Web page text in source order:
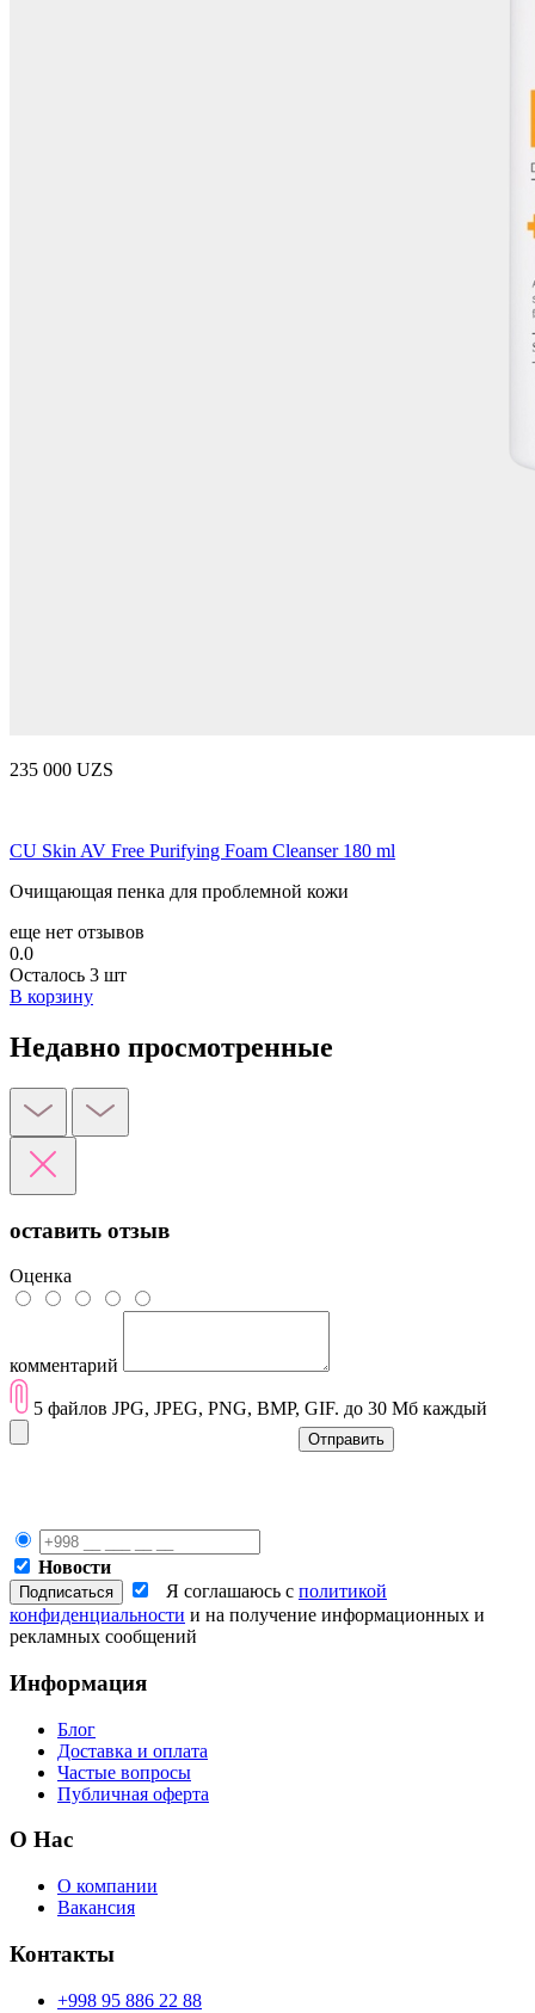
235 000 UZS
CU Skin AV Free Purifying Foam Cleanser 180 ml
Очищающая пенка для проблемной кожи
еще нет отзывов
0.0
Осталось 3 шт
В корзину
Недавно просмотренные
оставить отзыв
Оценка
комментарий
5 файлов JPG, JPEG, PNG, BMP, GIF. до 30 Мб каждый
Отправить
Новости
Я соглашаюсь с политикой
конфиденциальности и на получение информационных и
рекламных сообщений
Информация
Блог
Доставка и оплата
Частые вопросы
Публичная оферта
О Нас
О компании
Вакансия
Контакты
+998 95 886 22 88